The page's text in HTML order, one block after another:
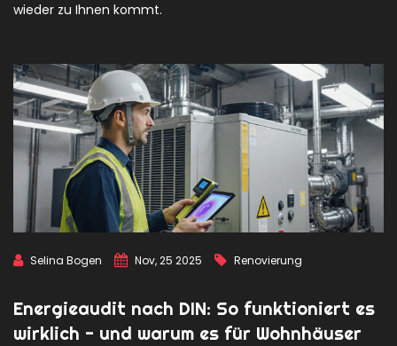
wieder zu Ihnen kommt.
Selina Bogen Nov, 25 2025 Renovierung
Energieaudit nach DIN: So funktioniert es
wirklich - und warum es für Wohnhäuser